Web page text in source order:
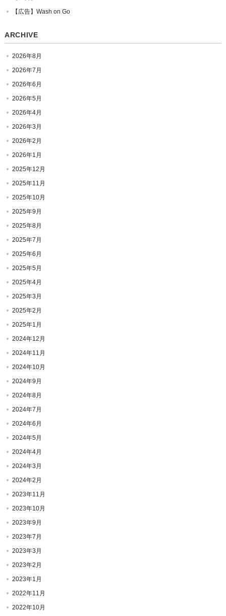
【広告】Wash on Go
ARCHIVE
2026年8月
2026年7月
2026年6月
2026年5月
2026年4月
2026年3月
2026年2月
2026年1月
2025年12月
2025年11月
2025年10月
2025年9月
2025年8月
2025年7月
2025年6月
2025年5月
2025年4月
2025年3月
2025年2月
2025年1月
2024年12月
2024年11月
2024年10月
2024年9月
2024年8月
2024年7月
2024年6月
2024年5月
2024年4月
2024年3月
2024年2月
2023年11月
2023年10月
2023年9月
2023年7月
2023年3月
2023年2月
2023年1月
2022年11月
2022年10月